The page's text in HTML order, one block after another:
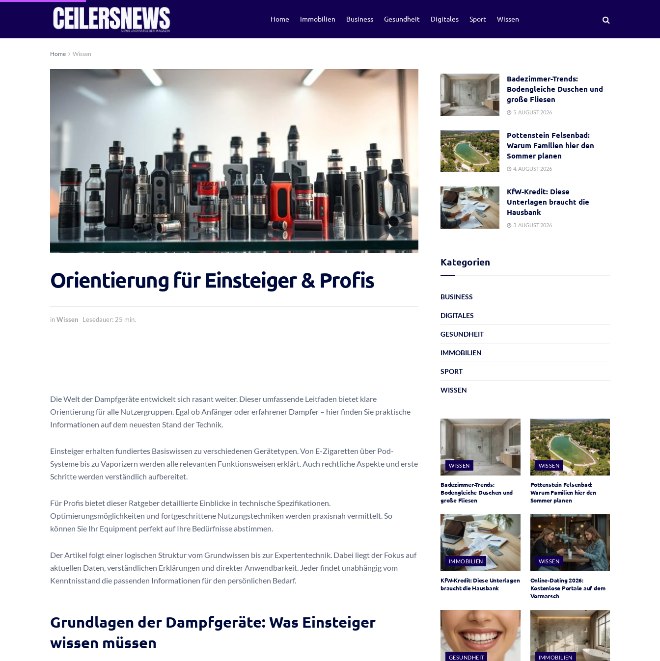
Home Immobilien Business Gesundheit Digitales Sport Wissen
Home Wissen
Orientierung für Einsteiger & Profis
inWissen Lesedauer: 25 min.
Die Welt der Dampfgeräte entwickelt sich rasant weiter. Dieser umfassende Leitfaden bietet klare
Orientierung für alle Nutzergruppen. Egal ob Anfänger oder erfahrener Dampfer – hier finden Sie praktische
Informationen auf dem neuesten Stand der Technik.
Einsteiger erhalten fundiertes Basiswissen zu verschiedenen Gerätetypen. Von E-Zigaretten über Pod-
Systeme bis zu Vaporizern werden alle relevanten Funktionsweisen erklärt. Auch rechtliche Aspekte und erste
Schritte werden verständlich aufbereitet.
Für Profis bietet dieser Ratgeber detaillierte Einblicke in technische Spezifikationen.
Optimierungsmöglichkeiten und fortgeschrittene Nutzungstechniken werden praxisnah vermittelt. So
können Sie Ihr Equipment perfekt auf Ihre Bedürfnisse abstimmen.
Der Artikel folgt einer logischen Struktur vom Grundwissen bis zur Expertentechnik. Dabei liegt der Fokus auf
aktuellen Daten, verständlichen Erklärungen und direkter Anwendbarkeit. Jeder findet unabhängig vom
Kenntnisstand die passenden Informationen für den persönlichen Bedarf.
Grundlagen der Dampfgeräte: Was Einsteiger
wissen müssen
Badezimmer-Trends:
Bodengleiche Duschen und
große Fliesen
5. AUGUST 2026
Pottenstein Felsenbad:
Warum Familien hier den
Sommer planen
4. AUGUST 2026
KfW-Kredit: Diese
Unterlagen braucht die
Hausbank
3. AUGUST 2026
Kategorien
BUSINESS
DIGITALES
GESUNDHEIT
IMMOBILIEN
SPORT
WISSEN
WISSEN
Badezimmer-Trends:
Bodengleiche Duschen und
große Fliesen
WISSEN
Pottenstein Felsenbad:
Warum Familien hier den
Sommer planen
IMMOBILIEN
KfW-Kredit: Diese Unterlagen
braucht die Hausbank
WISSEN
Online-Dating 2026:
Kostenlose Portale auf dem
Vormarsch
GESUNDHEIT IMMOBILIEN